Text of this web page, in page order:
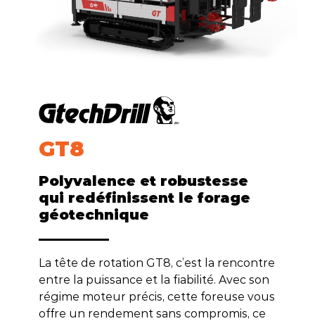
GT8
Polyvalence et robustesse
qui redéfinissent le forage
géotechnique
La tête de rotation GT8, c’est la rencontre
entre la puissance et la fiabilité. Avec son
régime moteur précis, cette foreuse vous
offre un rendement sans compromis, ce